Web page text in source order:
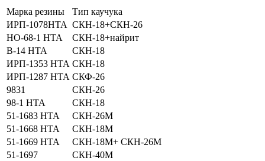
Марка резины
Тип каучука
ИРП-1078НТА СКН-18+СКН-26
НО-68-1 НТА
СКН-18+найрит
В-14 НТА
СКН-18
ИРП-1353 НТА СКН-18
ИРП-1287 НТА СКФ-26
9831
СКН-26
98-1 НТА
СКН-18
51-1683 НТА
СКН-26М
51-1668 НТА
СКН-18М
51-1669 НТА
СКН-18М+ СКН-26М
51-1697
СКН-40М